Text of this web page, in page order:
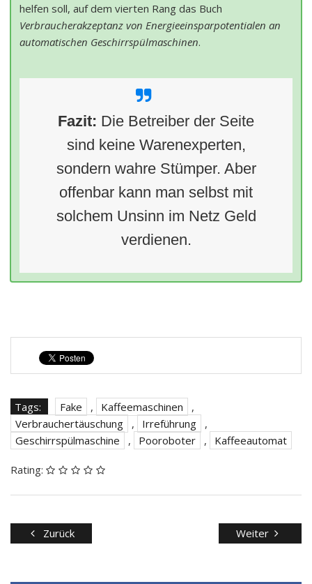
helfen soll, auf dem vierten Rang das Buch
Verbraucherakzeptanz von Energieeinsparpotentialen an
automatischen Geschirrspülmaschinen.
Fazit: Die Betreiber der Seite
sind keine Warenexperten,
sondern wahre Stümper. Aber
offenbar kann man selbst mit
solchem Unsinn im Netz Geld
verdienen.
Tags: Fake , Kaffeemaschinen
,
Verbrauchertäuschung
, Irreführung
,
Geschirrspülmaschine
, Pooroboter , Kaffeeautomat
Rating:
Zurück Weiter